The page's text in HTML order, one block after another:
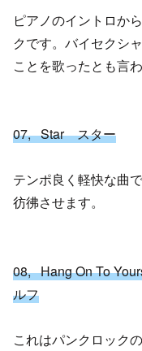
ピアノのイントロか
クです。バイセクシ
ことを歌ったとも言
07, Star スター
テンポ良く軽快な曲
彷彿させます。
08, Hang On To
ルフ
これはパンクロック